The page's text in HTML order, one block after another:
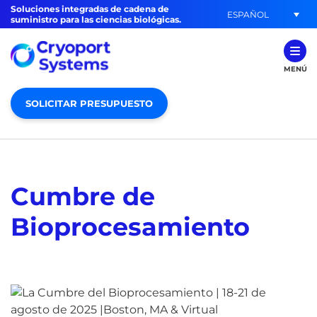
Soluciones integradas de cadena de
suministro para las ciencias biológicas.
ESPAÑOL
MENÚ
SOLICITAR PRESUPUESTO
Cumbre de
Bioprocesamiento